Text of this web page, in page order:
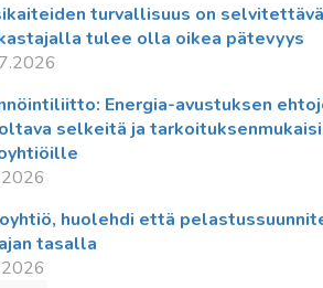
turvallisuus on
tulee olla oikea pätevyys
Energia-avustuksen
selkeitä ja
huolehdi että
tasalla